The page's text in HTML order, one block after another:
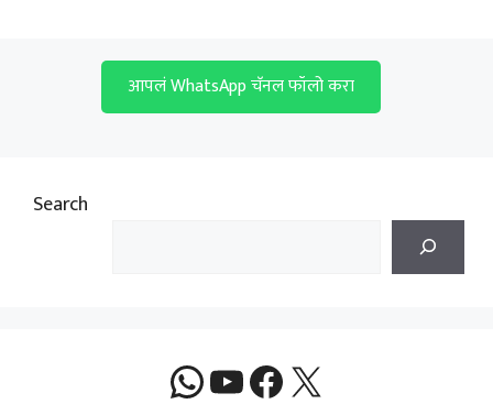
आपलं WhatsApp चॅनल फॉलो करा
Search
WhatsApp
YouTube
Facebook
X